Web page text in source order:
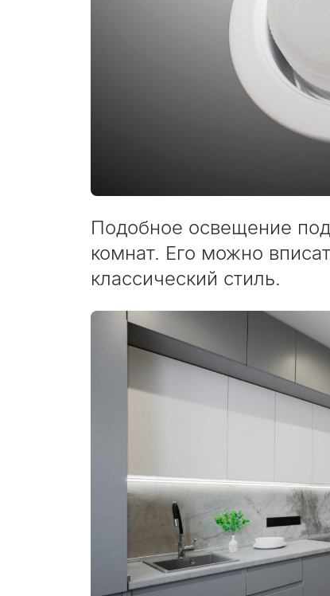
Подобное освещение
комнат. Его можно
классический стиль.